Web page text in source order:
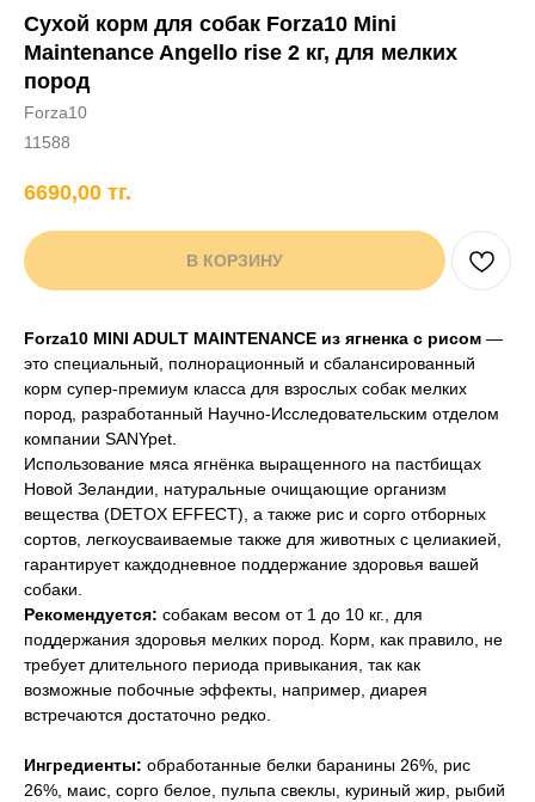
+7 706 407 30 81
Написать в WhatsApp
Сухой корм для собак Forza10 Mini
Maintenance Angello rise 2 кг, для мелких
пород
Forza10
11588
6690,00 тг.
В КОРЗИНУ
Forza10 MINI ADULT MAINTENANCE из ягненка с рисом —
это специальный, полнорационный и сбалансированный
корм супер-премиум класса для взрослых собак мелких
пород, разработанный Научно-Исследовательским отделом
компании SANYpet.
Использование мяса ягнёнка выращенного на пастбищах
Новой Зеландии, натуральные очищающие организм
вещества (DETOX EFFECT), а также рис и сорго отборных
сортов, легкоусваиваемые также для животных с целиакией,
гарантирует каждодневное поддержание здоровья вашей
собаки.
Рекомендуется: собакам весом от 1 до 10 кг., для
поддержания здоровья мелких пород. Корм, как правило, не
требует длительного периода привыкания, так как
возможные побочные эффекты, например, диарея
встречаются достаточно редко.
Ингредиенты: обработанные белки баранины 26%, рис
26%, маис, сорго белое, пульпа свеклы, куриный жир, рыбий